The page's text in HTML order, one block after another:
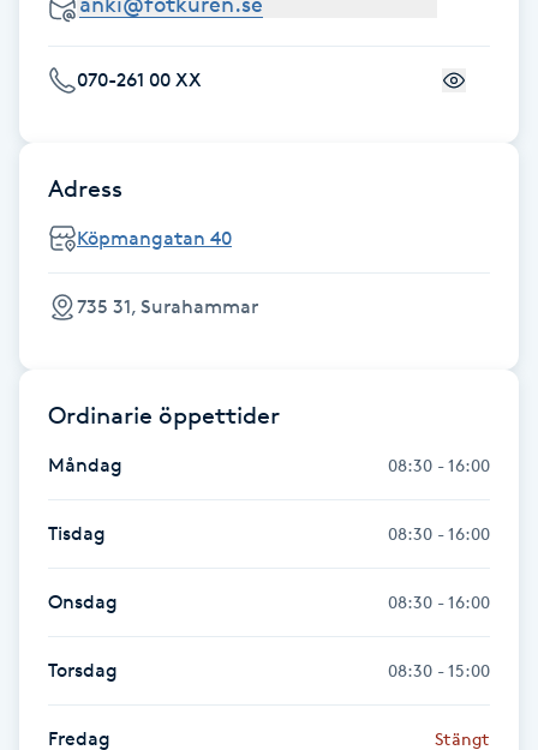
Fotsvamp
Fotvård
Fransborttagning
Fransfärgning
Fransförlängning
Fransförlängning Megavolym
Fransförlängning Volym
070-261 00 XX
Adress
Köpmangatan 40
735 31, Surahammar
Ordinarie öppettider
Måndag 08:30 - 16:00
Tisdag 08:30 - 16:00
Onsdag 08:30 - 16:00
Torsdag 08:30 - 15:00
Fredag Stängt